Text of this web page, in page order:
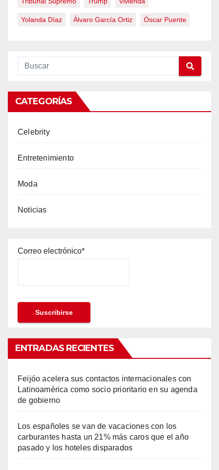
Yolanda Díaz Álvaro García Ortiz Óscar Puente
CATEGORÍAS
Celebrity
Entretenimiento
Moda
Noticias
Correo electrónico*
ENTRADAS RECIENTES
Feijóo acelera sus contactos internacionales con
Latinoamérica como socio prioritario en su agenda
de gobierno
Los españoles se van de vacaciones con los
carburantes hasta un 21% más caros que el año
pasado y los hoteles disparados